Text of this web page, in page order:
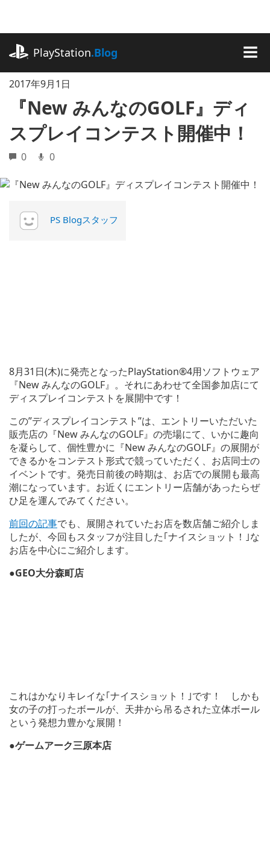
に
キ
ッ
プ
PlayStation.Blog
2017年9月1日
『New みんなのGOLF』ディ
スプレイコンテスト開催中！
0 0
PS Blogスタッフ
8月31日(木)に発売となったPlayStation®4用ソフトウェア
『New みんなのGOLF』。それにあわせて全国参加店にて
ディスプレイコンテストを展開中です！
この”ディスプレイコンテスト”は、エントリーいただいた
販売店の『New みんなのGOLF』の売場にて、いかに趣向
を凝らして、個性豊かに『New みんなのGOLF』の展開が
できるかをコンテスト形式で競っていただく、お店同士の
イベントです。発売日前後の時期は、お店での展開も最高
潮になっています。お近くにエントリー店舗があったらぜ
ひ足を運んでみてください。
前回の記事でも、展開されていたお店を数店舗ご紹介しま
したが、今回もスタッフが注目した｢ナイスショット！｣な
お店を中心にご紹介します。
●GEO大分森町店
これはかなりキレイな｢ナイスショット！｣です！ しかも
女の子の打ったボールが、天井から吊るされた立体ボール
という発想力豊かな展開！
●ゲームアーク三原本店